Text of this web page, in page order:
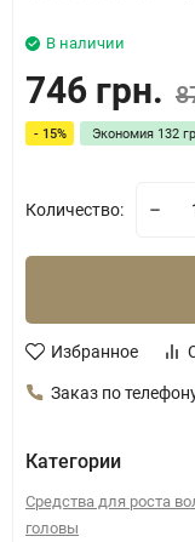
В наличии
746 грн.
- 15% Экономия 132
Количество:
Избранное
Заказ по
Категории
Средства для роста
головы